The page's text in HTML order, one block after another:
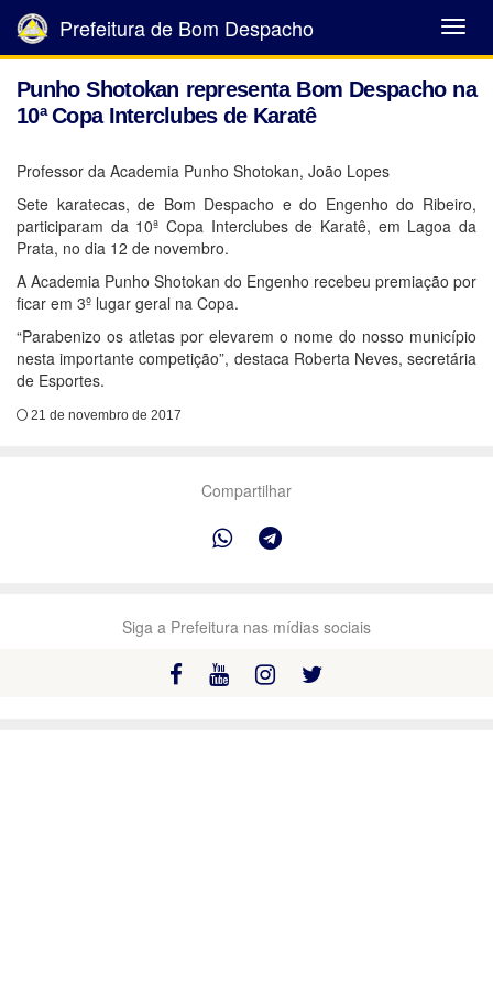
Abrir
Menu
Prefeitura de Bom Despacho
Punho Shotokan representa Bom Despacho na
10ª Copa Interclubes de Karatê
Professor da Academia Punho Shotokan, João Lopes
Sete karatecas, de Bom Despacho e do Engenho do Ribeiro,
participaram da 10ª Copa Interclubes de Karatê, em Lagoa da
Prata, no dia 12 de novembro.
A Academia Punho Shotokan do Engenho recebeu premiação por
ficar em 3º lugar geral na Copa.
“Parabenizo os atletas por elevarem o nome do nosso município
nesta importante competição”, destaca Roberta Neves, secretária
de Esportes.
21 de novembro de 2017
Compartilhar
Siga a Prefeitura nas mídias sociais